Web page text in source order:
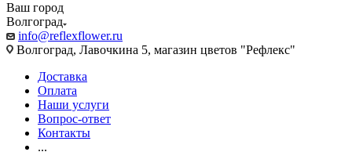
Ваш город
Волгоград
info@reflexflower.ru
Волгоград, Лавочкина 5, магазин цветов "Рефлекс"
Доставка
Оплата
Наши услуги
Вопрос-ответ
Контакты
...